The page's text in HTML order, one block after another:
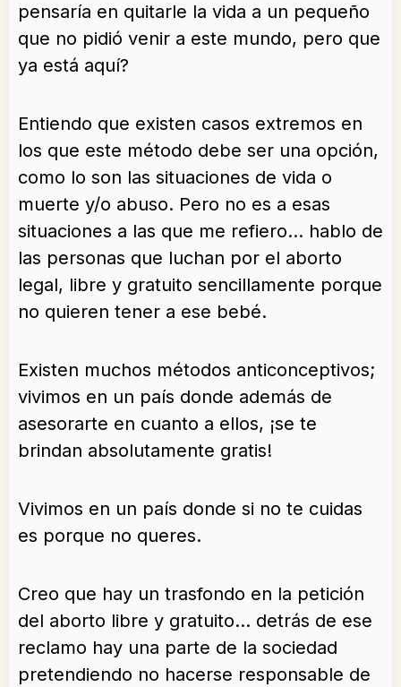
pensaría en quitarle la vida a un pequeño
que no pidió venir a este mundo, pero que
ya está aquí?
Entiendo que existen casos extremos en
los que este método debe ser una opción,
como lo son las situaciones de vida o
muerte y/o abuso. Pero no es a esas
situaciones a las que me refiero… hablo de
las personas que luchan por el aborto
legal, libre y gratuito sencillamente porque
no quieren tener a ese bebé.
Existen muchos métodos anticonceptivos;
vivimos en un país donde además de
asesorarte en cuanto a ellos, ¡se te
brindan absolutamente gratis!
Vivimos en un país donde si no te cuidas
es porque no queres.
Creo que hay un trasfondo en la petición
del aborto libre y gratuito… detrás de ese
reclamo hay una parte de la sociedad
pretendiendo no hacerse responsable de